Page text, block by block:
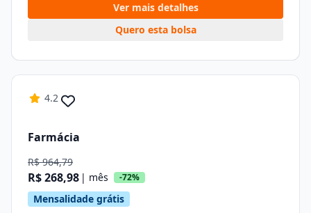
Ver mais detalhes
Quero esta bolsa
4.2
Farmácia
R$ 964,79
R$ 268,98 | mês -72%
Mensalidade grátis